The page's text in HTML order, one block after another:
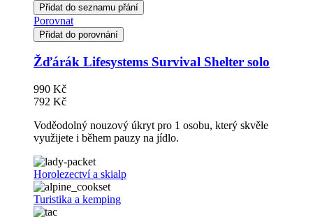
Přidat do seznamu přání
Porovnat
Přidat do porovnání
Žďárák Lifesystems Survival Shelter solo
990 Kč
792 Kč
Voděodolný nouzový úkryt pro 1 osobu, který skvěle
využijete i během pauzy na jídlo.
Horolezectví a skialp
Turistika a kemping